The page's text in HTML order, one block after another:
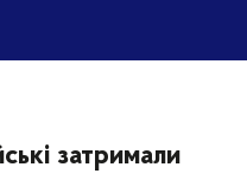
затримали